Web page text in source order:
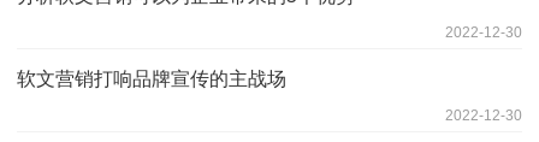
2022-12-30
软文营销打响品牌宣传的主战场
2022-12-30